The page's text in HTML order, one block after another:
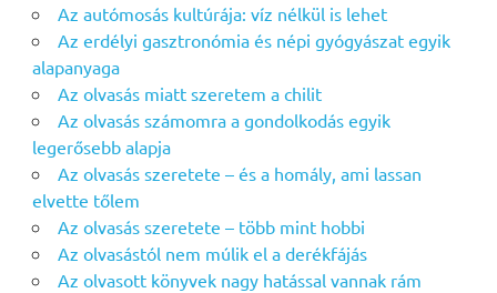
Az autómosás kultúrája: víz nélkül is lehet
Az erdélyi gasztronómia és népi gyógyászat egyik
alapanyaga
Az olvasás miatt szeretem a chilit
Az olvasás számomra a gondolkodás egyik
legerősebb alapja
Az olvasás szeretete – és a homály, ami lassan
elvette tőlem
Az olvasás szeretete – több mint hobbi
Az olvasástól nem múlik el a derékfájás
Az olvasott könyvek nagy hatással vannak rám